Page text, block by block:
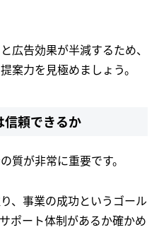
広告効果が半減するため、
案力を見極めましょう。
信頼できるか
質が非常に重要です。
、事業の成功というゴール
ポート体制があるか確かめ